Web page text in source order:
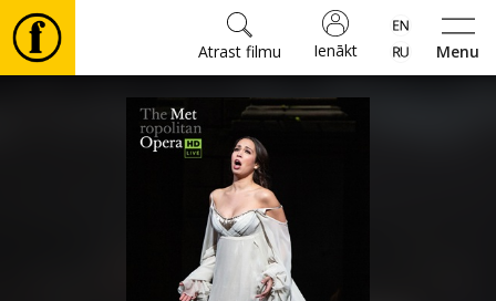
Menu
Ienākt
Atrast filmu